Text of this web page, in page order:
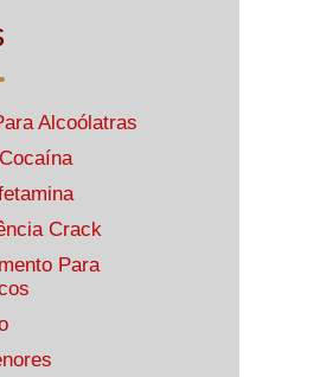
Alcoólatras
Crack
Para